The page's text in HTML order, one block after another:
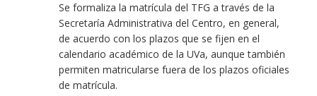
Se formaliza la matrícula del TFG a través de la
Secretaría Administrativa del Centro, en general,
de acuerdo con los plazos que se fijen en el
calendario académico de la UVa, aunque también
permiten matricularse fuera de los plazos oficiales
de matrícula.